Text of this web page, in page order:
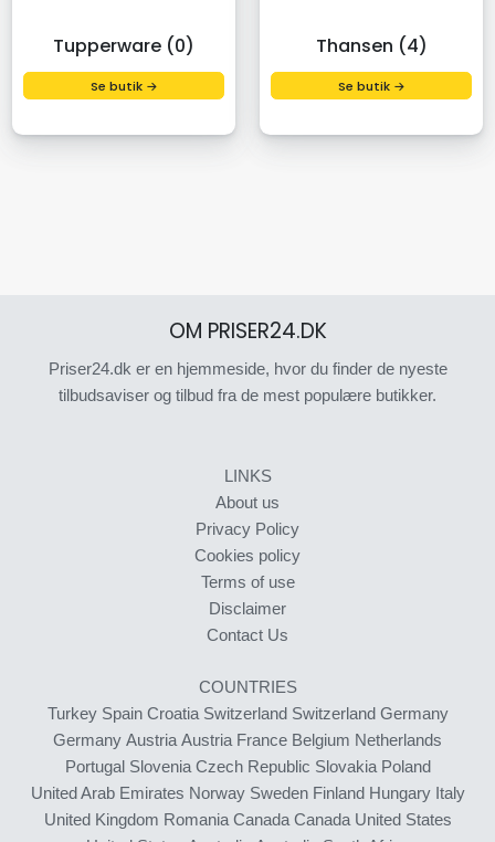
Tupperware (0)
Se butik →
Thansen (4)
Se butik →
OM PRISER24.DK
Priser24.dk er en hjemmeside, hvor du finder de nyeste
tilbudsaviser og tilbud fra de mest populære butikker.
LINKS
About us
Privacy Policy
Cookies policy
Terms of use
Disclaimer
Contact Us
COUNTRIES
Turkey Spain Croatia Switzerland Switzerland Germany
Germany Austria Austria France Belgium Netherlands
Portugal Slovenia Czech Republic Slovakia Poland
United Arab Emirates Norway Sweden Finland Hungary Italy
United Kingdom Romania Canada Canada United States